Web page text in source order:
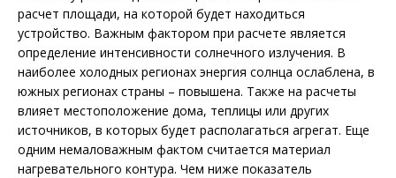
расчет площади, на которой будет находиться
устройство. Важным фактором при расчете является
определение интенсивности солнечного излучения. В
наиболее холодных регионах энергия солнца ослаблена, в
южных регионах страны – повышена. Также на расчеты
влияет местоположение дома, теплицы или других
источников, в которых будет располагаться агрегат. Еще
одним немаловажным фактом считается материал
нагревательного контура. Чем ниже показатель